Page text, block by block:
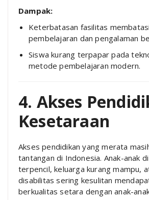
Dampak:
Keterbatasan fasilitas
pembelajaran dan pengalaman
Siswa kurang terpapar pada
metode pembelajaran modern.
4. Akses
Kesetaraan
Akses pendidikan yang merata
tantangan di Indonesia. Anak-anak
terpencil, keluarga kurang mampu,
disabilitas sering kesulitan
berkualitas setara dengan anak-